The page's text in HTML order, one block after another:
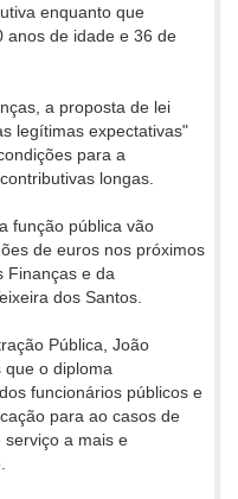
enquanto que
anos de idade e 36 de
a proposta de lei
legítimas expectativas"
para a
longas.
função pública vão
de euros nos próximos
Finanças e da
dos Santos.
Pública, João
que o diploma
funcionários públicos e
para ao casos de
a mais e